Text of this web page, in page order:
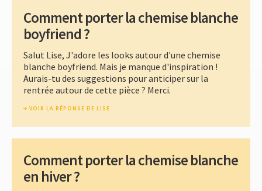
Comment porter la chemise blanche
boyfriend ?
Salut Lise, J'adore les looks autour d'une chemise
blanche boyfriend. Mais je manque d'inspiration !
Aurais-tu des suggestions pour anticiper sur la
rentrée autour de cette pièce ? Merci.
VOIR LA RÉPONSE DE LISE
Comment porter la chemise blanche
en hiver ?